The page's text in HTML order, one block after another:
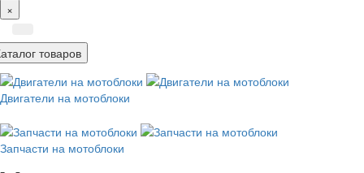
×
товаров
Двигатели на мотоблоки
Запчасти на мотоблоки